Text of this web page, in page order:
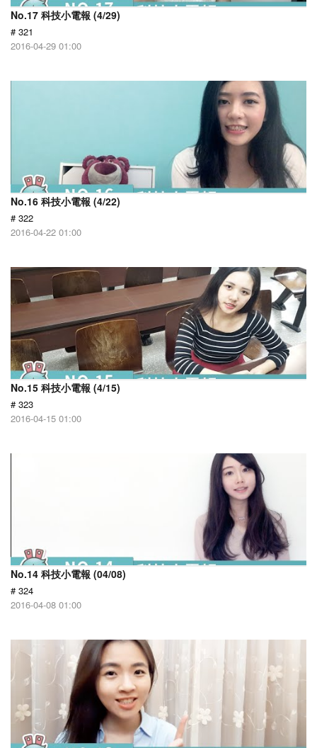
No.17 科技小電報 (4/29)
# 321
2016-04-29 01:00
No.16 科技小電報 (4/22)
# 322
2016-04-22 01:00
No.15 科技小電報 (4/15)
# 323
2016-04-15 01:00
No.14 科技小電報 (04/08)
# 324
2016-04-08 01:00